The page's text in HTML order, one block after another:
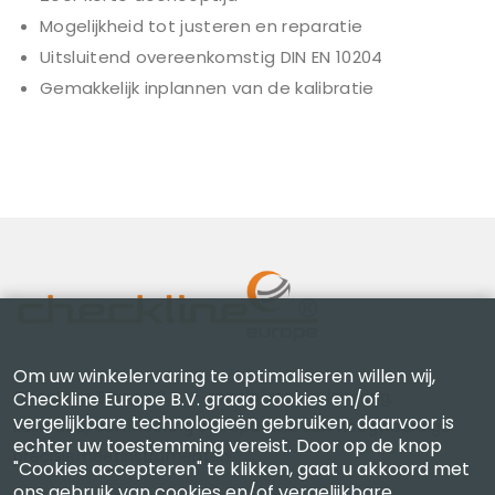
Mogelijkheid tot justeren en reparatie
Uitsluitend overeenkomstig DIN EN 10204
Gemakkelijk inplannen van de kalibratie
Checkline Europe B.V. — specialisten in levering,
kalibratie, certificering en reparatie van hoogwaardige
precisiemeetinstrumenten.
Om uw winkelervaring te optimaliseren willen wij,
Checkline Europe B.V. graag cookies en/of
vergelijkbare technologieën gebruiken, daarvoor is
echter uw toestemming vereist. Door op de knop
"Cookies accepteren" te klikken, gaat u akkoord met